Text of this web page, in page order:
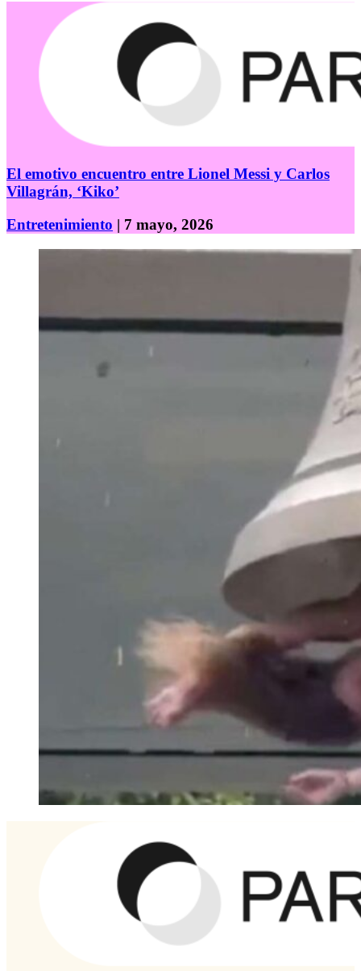
El emotivo encuentro entre Lionel Messi y Carlos
Villagrán, ‘Kiko’
Entretenimiento | 7 mayo, 2026